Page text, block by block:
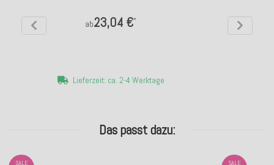
ab23,04 €*
Lieferzeit: ca. 2-4 Werktage
Das passt dazu:
SALE
SALE